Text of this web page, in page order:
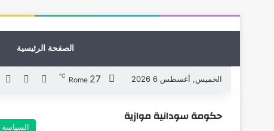
الصفحة الرئيسية
الخميس, أغسطس 6 2026 Rome 27
℃ فيسبوك
حكومة سودانية موازية
السياسة